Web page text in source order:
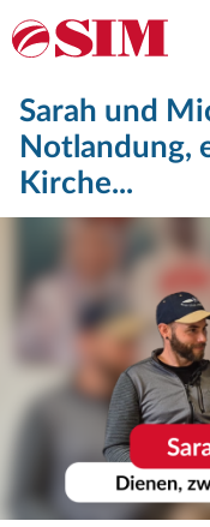
Sarah und
Notlandung,
Kirche...